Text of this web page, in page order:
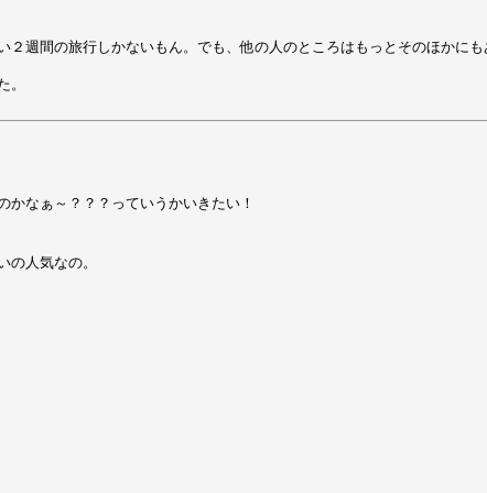
週間の旅行しかないもん。でも、他の人のところはもっとそのほかにも
。
なぁ～？？？っていうかいきたい！
人気なの。